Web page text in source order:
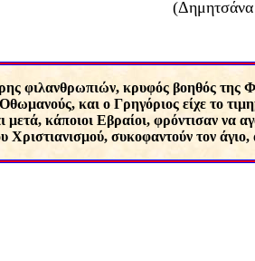
(Δημητσάνα
φιλανθρωπιών, κρυφός βοηθός
Οθωμανούς, και ο Γρηγόριος είχε το
κάποιοι Εβραίοι, φρόντισαν να
Χριστιανισμού, συκοφαντούν τον